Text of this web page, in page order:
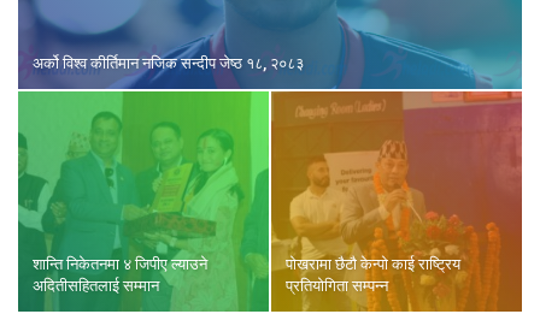
अर्को विश्व कीर्तिमान नजिक सन्दीप जेष्ठ १८, २०८३
शान्ति निकेतनमा ४ जिपीए ल्याउने
अदितीसहितलाई सम्मान
पोखरामा छैटौ केन्पो काई राष्ट्रिय
प्रतियोगिता सम्पन्न